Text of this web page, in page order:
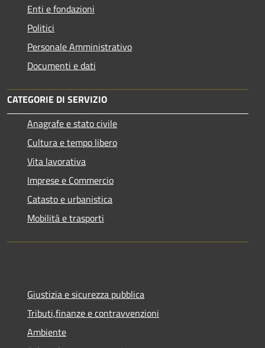
Enti e fondazioni
Politici
Personale Amministrativo
Documenti e dati
CATEGORIE DI SERVIZIO
Anagrafe e stato civile
Cultura e tempo libero
Vita lavorativa
Imprese e Commercio
Catasto e urbanistica
Mobilità e trasporti
Giustizia e sicurezza pubblica
Tributi,finanze e contravvenzioni
Ambiente